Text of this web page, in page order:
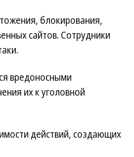
блокирования,
сайтов. Сотрудники
вредоносными
их к уголовной
действий, создающих